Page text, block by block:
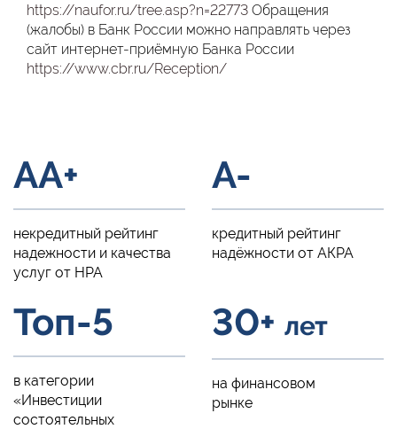
https://naufor.ru/tree.asp?n=22773 Обращения
(жалобы) в Банк России можно направлять через
сайт интернет-приёмную Банка России
https://www.cbr.ru/Reception/
AA+
некредитный рейтинг
надежности и качества
услуг от НРА
A-
кредитный рейтинг
надёжности от АКРА
Топ-5
в категории
«Инвестиции
состоятельных
30+ лет
на финансовом
рынке